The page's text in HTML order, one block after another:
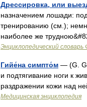
Дрессировка, или
назначением лошади:
тренированию (см.);
наиболее же
Энциклопедический
Гийе́на симпто́м — (G.
и подтягивание ноги к
раздражении кожи над
Медицинская энциклопедия